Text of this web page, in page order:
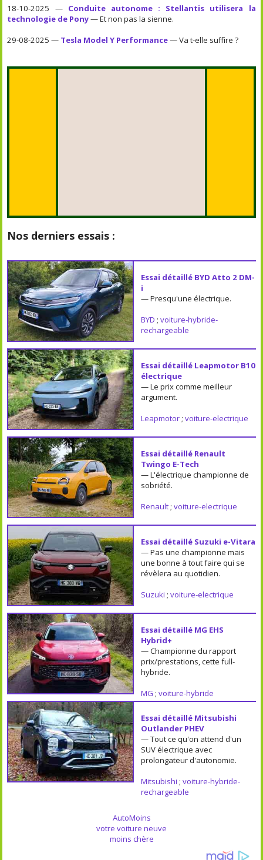
18-10-2025 — Conduite autonome : Stellantis utilisera la
technologie de Pony— Et non pas la sienne.
29-08-2025 — Tesla Model Y Performance— Va t-elle suffire ?
Nos derniers essais :
Essai détaillé BYD Atto 2 DM-
i
— Presqu'une électrique.
BYD ; voiture-hybride-
rechargeable
Essai détaillé Leapmotor B10
électrique
— Le prix comme meilleur
argument.
Leapmotor; voiture-electrique
Essai détaillé Renault
Twingo E-Tech
— L'électrique championne de
sobriété.
Renault; voiture-electrique
Essai détaillé Suzuki e-Vitara
— Pas une championne mais
une bonne à tout faire qui se
révèlera au quotidien.
Suzuki ; voiture-electrique
Essai détaillé MG EHS
Hybrid+
— Championne du rapport
prix/prestations, cette full-
hybride.
MG ; voiture-hybride
Essai détaillé Mitsubishi
Outlander PHEV
— Tout ce qu'on attend d'un
SUV électrique avec
prolongateur d'autonomie.
Mitsubishi ; voiture-hybride-
rechargeable
AutoMoins
votre voiture neuve
moins chère